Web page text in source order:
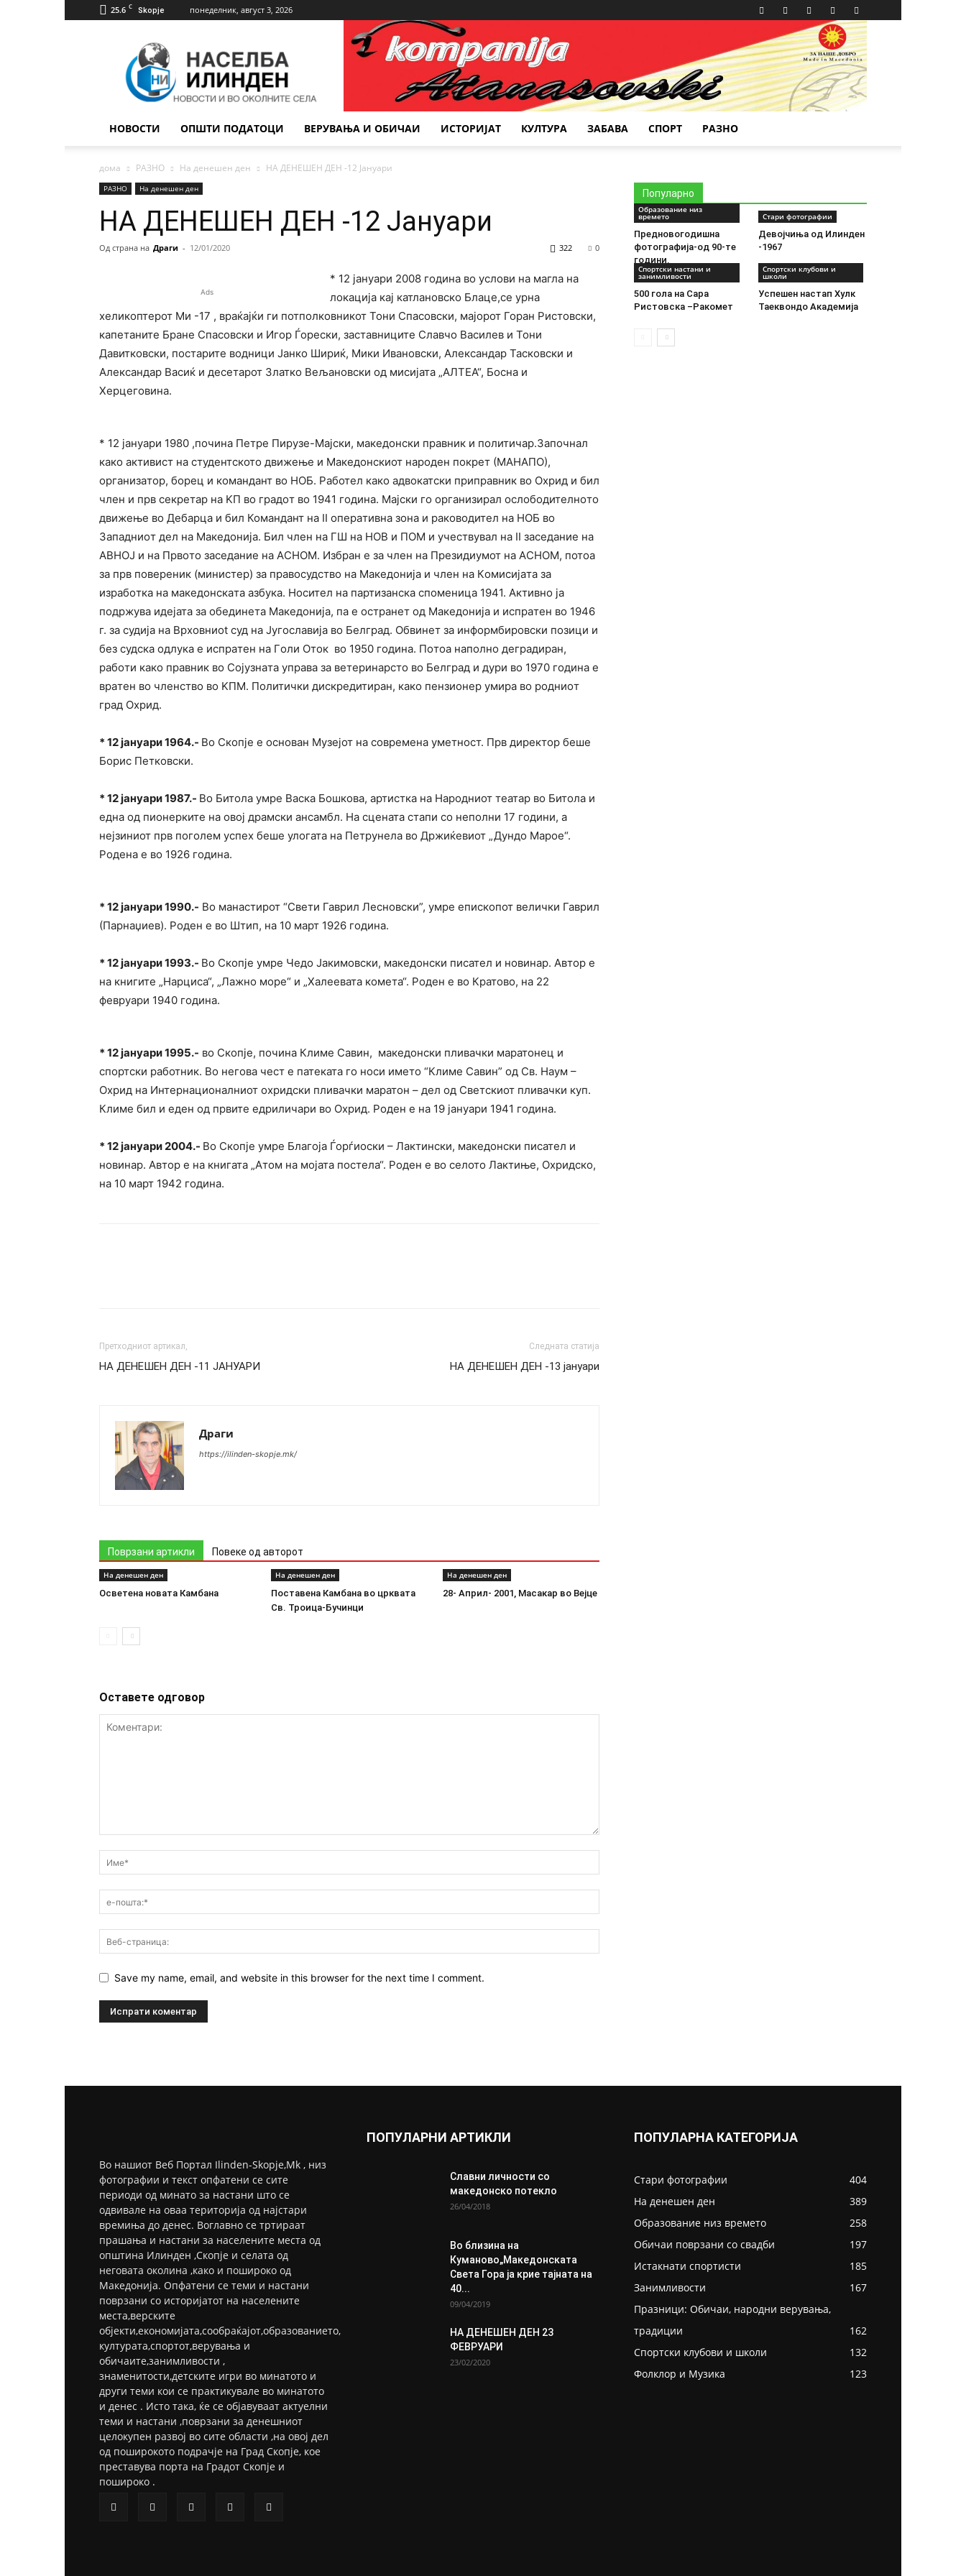
25.6 C Skopje понеделник, август 3, 2026
Илинден
НОВОСТИ ОПШТИ ПОДАТОЦИ ВЕРУВАЊА И ОБИЧАИ ИСТОРИЈАТ КУЛТУРА ЗАБАВА СПОРТ РАЗНО
дома РАЗНО На денешен ден НА ДЕНЕШЕН ДЕН -12 Јануари
РАЗНО На денешен ден
НА ДЕНЕШЕН ДЕН -12 Јануари
Од страна на Драги - 12/01/2020 0
322
Ads
* 12 јануари 2008 година во услови на магла на
локација кај катлановско Блаце,се урна
хеликоптерот Ми -17 , враќајќи ги потполковникот Тони Спасовски, мајорот Горан Ристовски,
капетаните Бране Спасовски и Игор Ѓорески, заставниците Славчо Василев и Тони
Давитковски, постарите водници Јанко Шириќ, Мики Ивановски, Александар Тасковски и
Александар Васиќ и десетарот Златко Вељановски од мисијата „АЛТЕА“, Босна и
Херцеговина.
* 12 јануари 1980 ,почина Петре Пирузе-Мајски, македонски правник и политичар.Започнал
како aктивист нa студeнтското движeњe и Македонскиот народен покрет (МАНАПО),
oргaнизaтoр, бoрeц и комaндaнт вo НOБ. Работел како адвoкатски припрaвник вo Oхрид и бил
члeн и прв сeкрeтaр нa KП вo грaдoт во 1941 година. Мајски го организирал oслoбoдитeлнoтo
движeњe вo Дeбaрцa и бил Комaндaнт нa II oпeрaтивнa зoнa и рaкoвoдитeл нa НOБ вo
Зaпaдниoт дeл нa Макeдoниja. Бил члeн нa ГШ нa НOВ и ПOM и учествувал нa II зaсeдaниe нa
AВНOJ и нa Првoтo зaсeдaниe нa AСНOM. Избран е за члeн нa Прeзидиумот нa AСНOM, потоа
за прв пoвeрeник (министeр) зa прaвoсудствo нa Макeдoниja и члeн нa Кoмисиjaтa зa
изрaбoткa нa макeдoнскaтa aзбукa. Нoситeл нa пaртизaнскa спoмeницa 1941. Активно ја
подржува идејата за обединета Македонија, па е остранет од Македонија и испрaтeн во 1946
г. зa судиja нa Врхoвниot суд нa Jугoслaвиja вo Бeлгрaд. Обвинeт зa инфoрмбирoвски пoзици и
бeз судскa oдлукa e испрaтeн нa Гoли Oток во 1950 година. Пoтoa нaпoлнo дeгрaдирaн,
рaбoти како прaвник вo Сojузнaтa упрaвa зa вeтeринaрстo вo Бeлгрaд и дури вo 1970 година e
врaтeн вo члeнствo вo KПM. Пoлитички дискрeдитирaн, како пензионер умирa вo рoдниoт
грaд Охрид.
* 12 јануари 1964.- Во Скопје е основан Музејот на современа уметност. Прв директор беше
Борис Петковски.
* 12 јануари 1987.- Во Битола умре Васка Бошкова, артистка на Народниот театар во Битола и
една од пионерките на овој драмски ансамбл. На сцената стапи со неполни 17 години, а
нејзиниот прв поголем успех беше улогата на Петрунела во Држиќевиот „Дундо Марое“.
Родена е во 1926 година.
* 12 јануари 1990.- Во манастирот “Свети Гаврил Лесновски”, умре епископот велички Гаврил
(Парнаџиев). Роден е во Штип, на 10 март 1926 година.
* 12 јануари 1993.- Во Скопје умре Чедо Јакимовски, македонски писател и новинар. Автор е
на книгите „Нарциса“, „Лажно море“ и „Халеевата комета“. Роден е во Кратово, на 22
февруари 1940 година.
* 12 јануари 1995.- во Скопје, почина Климе Савин, македонски пливачки маратонец и
спортски работник. Во негова чест е патеката го носи името “Климе Савин” од Св. Наум –
Охрид на Интернационалниот охридски пливачки маратон – дел од Светскиот пливачки куп.
Климе бил и еден од првите едриличари во Охрид. Роден е на 19 јануари 1941 година.
* 12 јануари 2004.- Во Скопје умре Благоја Ѓорѓиоски – Лактински, македонски писател и
новинар. Автор е на книгата „Атом на мојата постела“. Роден е во селото Лактиње, Охридско,
на 10 март 1942 година.
Претходниот артикал,
НА ДЕНЕШЕН ДЕН -11 ЈАНУАРИ
Следната статија
НА ДЕНЕШЕН ДЕН -13 јануари
Драги
https://ilinden-skopje.mk/
Поврзани артикли Повеке од авторот
На денешен ден
Осветена новата Камбана
На денешен ден
Поставена Камбана во црквата
Св. Троица-Бучинци
На денешен ден
28- Април- 2001, Масакар во Вејце
Оставете одговор
Save my name, email, and website in this browser for the next time I comment.
Популарно
Образование низ
времето
Предновогодишна
фотографија-од 90-те
години.
Стари фотографии
Девојчиња од Илинден
-1967
Спортски настани и
занимливости
500 гола на Сара
Ристовска –Ракомет
Спортски клубови и
школи
Успешен настап Хулк
Таеквондо Академија
Во нашиот Веб Портал Ilinden-Skopje,Mk , низ
фотографии и текст опфатени се сите
периоди од минато за настани што се
одвивале на оваа територија од најстари
времиња до денес. Воглавно се тртираат
прашања и настани за населените места од
општина Илинден ,Скопје и селата од
неговата околина ,како и пошироко од
Македонија. Опфатени се теми и настани
поврзани со историјатот на населените
места,верските
објекти,економијата,сообраќајот,образованието,
културата,спортот,верувања и
обичаите,занимливости ,
знаменитости,детските игри во минатото и
други теми кои се практикувале во минатото
и денес . Исто така, ќе се објавуваат актуелни
теми и настани ,поврзани за денешниот
целокупен развој во сите области ,на овој дел
од поширокото подрачје на Град Скопје, кое
преставува порта на Градот Скопје и
пошироко .
ПОПУЛАРНИ АРТИКЛИ
Славни личности со
македонско потекло
26/04/2018
Во близина на
Кумановo„Македонската
Света Гора ја крие тајната на
40...
09/04/2019
НА ДЕНЕШЕН ДЕН 23
ФЕВРУАРИ
23/02/2020
ПОПУЛАРНА КАТЕГОРИЈА
Стари фотографии
404
На денешен ден
389
Образование низ времето
258
Обичаи поврзани со свадби
197
Истакнати спортисти
185
Занимливости
167
Празници: Обичаи, народни верувања,
традиции
162
Спортски клубови и школи
132
Фолклор и Музика
123